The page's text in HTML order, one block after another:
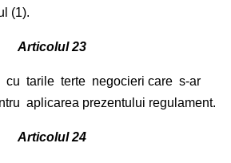
(1).
Articolul 23
cu tarile terte negocieri care s-ar
aplicarea prezentului regulament.
Articolul 24